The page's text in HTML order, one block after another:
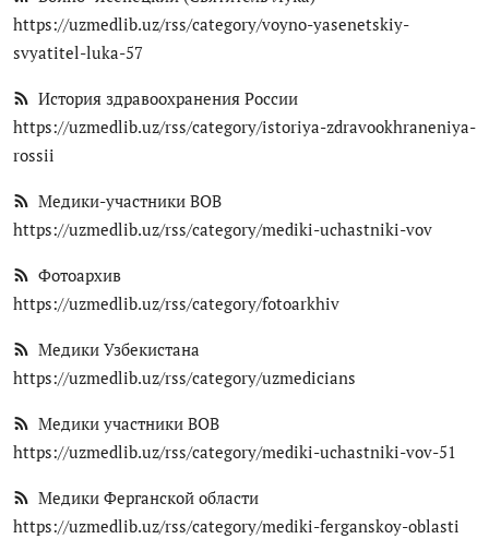
https://uzmedlib.uz/rss/category/voyno-yasenetskiy-
svyatitel-luka-57
История здравоохранения России
https://uzmedlib.uz/rss/category/istoriya-zdravookhraneniya-
rossii
Медики-участники ВОВ
https://uzmedlib.uz/rss/category/mediki-uchastniki-vov
Фотоархив
https://uzmedlib.uz/rss/category/fotoarkhiv
Медики Узбекистана
https://uzmedlib.uz/rss/category/uzmedicians
Медики участники ВОВ
https://uzmedlib.uz/rss/category/mediki-uchastniki-vov-51
Медики Ферганской области
https://uzmedlib.uz/rss/category/mediki-ferganskoy-oblasti